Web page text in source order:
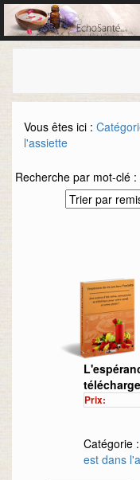
Vous êtes ici :
l'assiette
Recherche par mot-clé :
Prix:
Catégorie :
est dans